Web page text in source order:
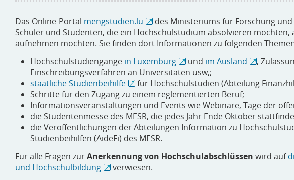
Das Online-Portal mengstudien.lu
des Ministeriums für Forschung
Schüler und Studenten, die ein Hochschulstudium absolvieren möchten,
aufnehmen möchten. Sie finden dort Informationen zu folgenden
Hochschulstudiengänge in Luxemburg und im Ausland
,
Einschreibungsverfahren an Universitäten usw,;
staatliche Studienbeihilfe
für Hochschulstudien (Abteilung
Schritte für den Zugang zu einem reglementierten Beruf;
Informationsveranstaltungen und Events wie Webinare, Tage der
die Studentenmesse des MESR, die jedes Jahr Ende Oktober
die Veröffentlichungen der Abteilungen Information zu
Studienbeihilfen (AideFi) des MESR.
Für alle Fragen zurAnerkennung von Hochschulabschlüssen wird auf
und Hochschulbildung
verwiesen.